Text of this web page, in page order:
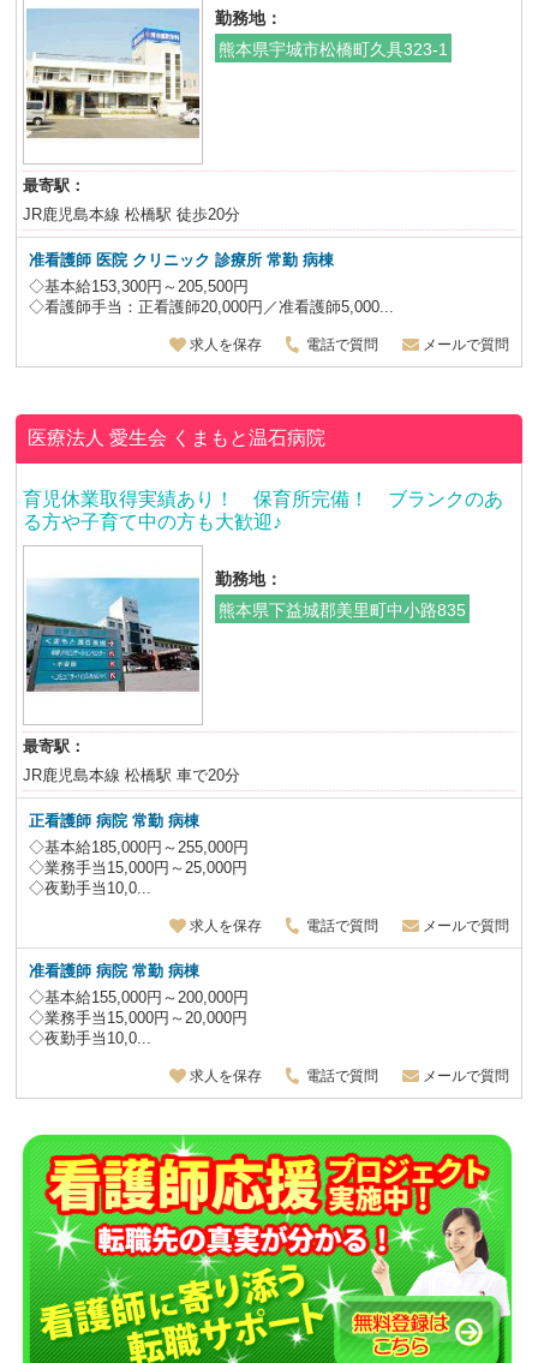
勤務地：
熊本県宇城市松橋町久具323-1
最寄駅：
JR鹿児島本線 松橋駅 徒歩20分
准看護師 医院 クリニック 診療所 常勤 病棟
◇基本給153,300円～205,500円
◇看護師手当：正看護師20,000円／准看護師5,000...
求人を保存 電話で質問 メールで質問
医療法人 愛生会 くまもと温石病院
育児休業取得実績あり！ 保育所完備！ ブランクのあ
る方や子育て中の方も大歓迎♪
勤務地：
熊本県下益城郡美里町中小路835
最寄駅：
JR鹿児島本線 松橋駅 車で20分
正看護師病院 常勤 病棟
◇基本給185,000円～255,000円
◇業務手当15,000円～25,000円
◇夜勤手当10,0...
求人を保存 電話で質問 メールで質問
准看護師病院 常勤 病棟
◇基本給155,000円～200,000円
◇業務手当15,000円～20,000円
◇夜勤手当10,0...
求人を保存 電話で質問 メールで質問